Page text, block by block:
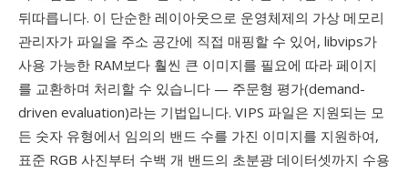
뒤따릅니다. 이 단순한 레이아웃으로 운영체제의 가상 메모리
관리자가 파일을 주소 공간에 직접 매핑할 수 있어, libvips가
사용 가능한 RAM보다 훨씬 큰 이미지를 필요에 따라 페이지
를 교환하며 처리할 수 있습니다 — 주문형 평가(demand-
driven evaluation)라는 기법입니다. VIPS 파일은 지원되는 모
든 숫자 유형에서 임의의 밴드 수를 가진 이미지를 지원하여,
표준 RGB 사진부터 수백 개 밴드의 초분광 데이터셋까지 수용